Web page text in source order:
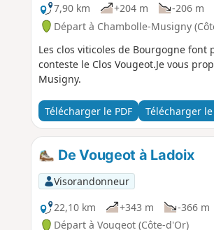
7,90 km
+204 m -206 m
Départ à Chambolle-Musigny
Les clos viticoles de Bourgogne font
conteste le Clos Vougeot.Je vous
Musigny.
Télécharger le PDF Télécharger le
De Vougeot à Ladoix
Visorandonneur
22,10 km
+343 m -366 m
Départ à Vougeot (Côte-d'Or)